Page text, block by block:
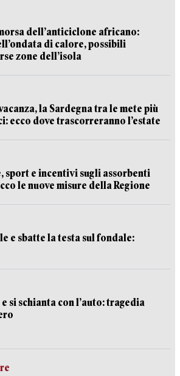
dell’anticiclone africano:
di calore, possibili
zone dell’isola
la Sardegna tra le mete più
ecco dove trascorreranno l’estate
sport e incentivi sugli assorbenti
le nuove misure della Regione
e sbatte la testa sul fondale:
si schianta con l’auto: tragedia